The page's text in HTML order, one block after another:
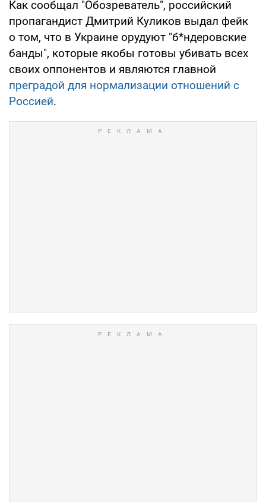
Как сообщал "Обозреватель", российский
пропагандист Дмитрий Куликов выдал фейк
о том, что в Украине орудуют "б*ндеровские
банды", которые якобы готовы убивать всех
своих оппонентов и являются главной
преградой для нормализации отношений с
Россией.